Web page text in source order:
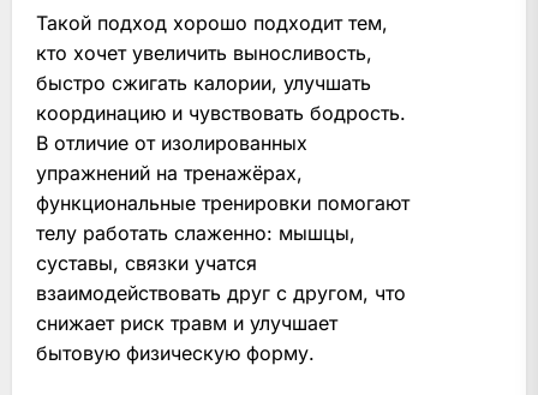
Такой подход хорошо подходит тем,
кто хочет увеличить выносливость,
быстро сжигать калории, улучшать
координацию и чувствовать бодрость.
В отличие от изолированных
упражнений на тренажёрах,
функциональные тренировки помогают
телу работать слаженно: мышцы,
суставы, связки учатся
взаимодействовать друг с другом, что
снижает риск травм и улучшает
бытовую физическую форму.